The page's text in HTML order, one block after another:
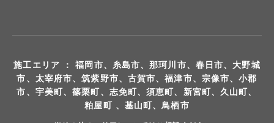
施工エリア ： 福岡市、糸島市、那珂川市、春日市、大野城
市、太宰府市、筑紫野市、古賀市、福津市、宗像市、小郡
市、宇美町、篠栗町、志免町、須恵町、新宮町、久山町、
粕屋町 、基山町、鳥栖市